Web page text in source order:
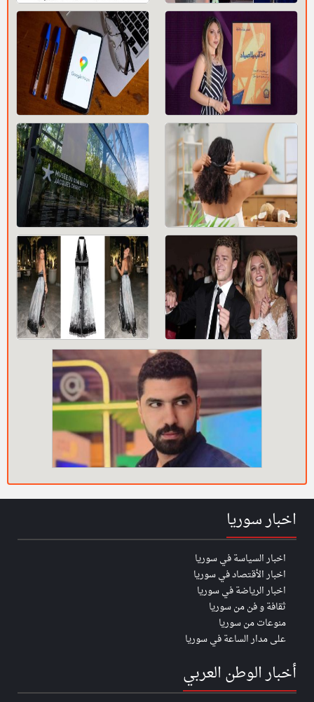
اخبار سوريا
اخبار السياسة في سوريا
اخبار الأقتصاد في سوريا
اخبار الرياضة في سوريا
ثقافة و فن من سوريا
منوعات من سوريا
على مدار الساعة في سوريا
أخبار الوطن العربي